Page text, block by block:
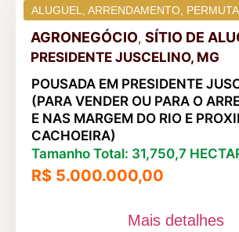
AGRONEGÓCIO, SÍTIO DE
PRESIDENTE JUSCELINO, MG
POUSADA EM PRESIDENTE
(PARA VENDER OU PARA O
E NAS MARGEM DO RIO E
CACHOEIRA)
Tamanho Total: 31,750,7
ALUGUEL ARRENDAMENTO PERMUTA
R$ 5.000.000,00
Mais detalhes